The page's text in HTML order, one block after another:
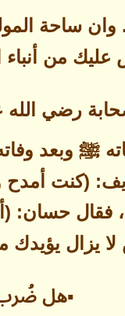
وان ساحة
عليك من
رضي
ﷺ وبعد
(كنت أمدح
فقال
يزال يؤيدك
▪هل ضُرب